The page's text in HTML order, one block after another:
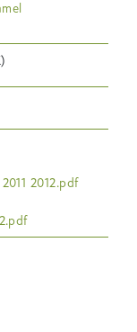
2012.pdf